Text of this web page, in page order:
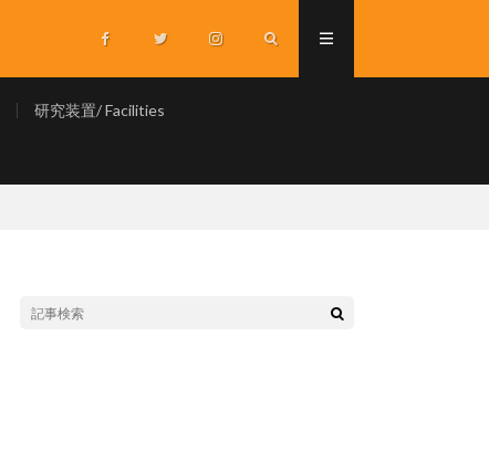
研究装置/ Facilities